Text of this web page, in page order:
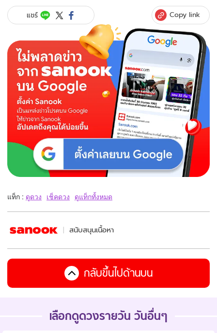
แชร์ Copy link
แท็ก : ดูดวง เช็คดวง ดูแท็กทั้งหมด
สนับสนุนเนื้อหา
กลับขึ้นไปด้านบน
เลือกดูดวงรายวัน วันอื่นๆ